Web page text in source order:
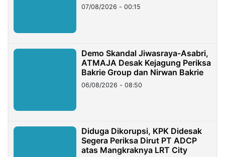
07/08/2026 - 00:15
Demo Skandal Jiwasraya-Asabri,
ATMAJA Desak Kejagung Periksa
Bakrie Group dan Nirwan Bakrie
06/08/2026 - 08:50
Diduga Dikorupsi, KPK Didesak
Segera Periksa Dirut PT ADCP
atas Mangkraknya LRT City